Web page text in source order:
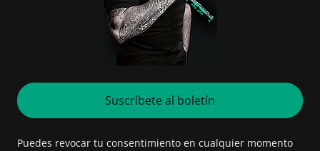
Suscríbete al boletín
Puedes revocar tu consentimiento en cualquier momento